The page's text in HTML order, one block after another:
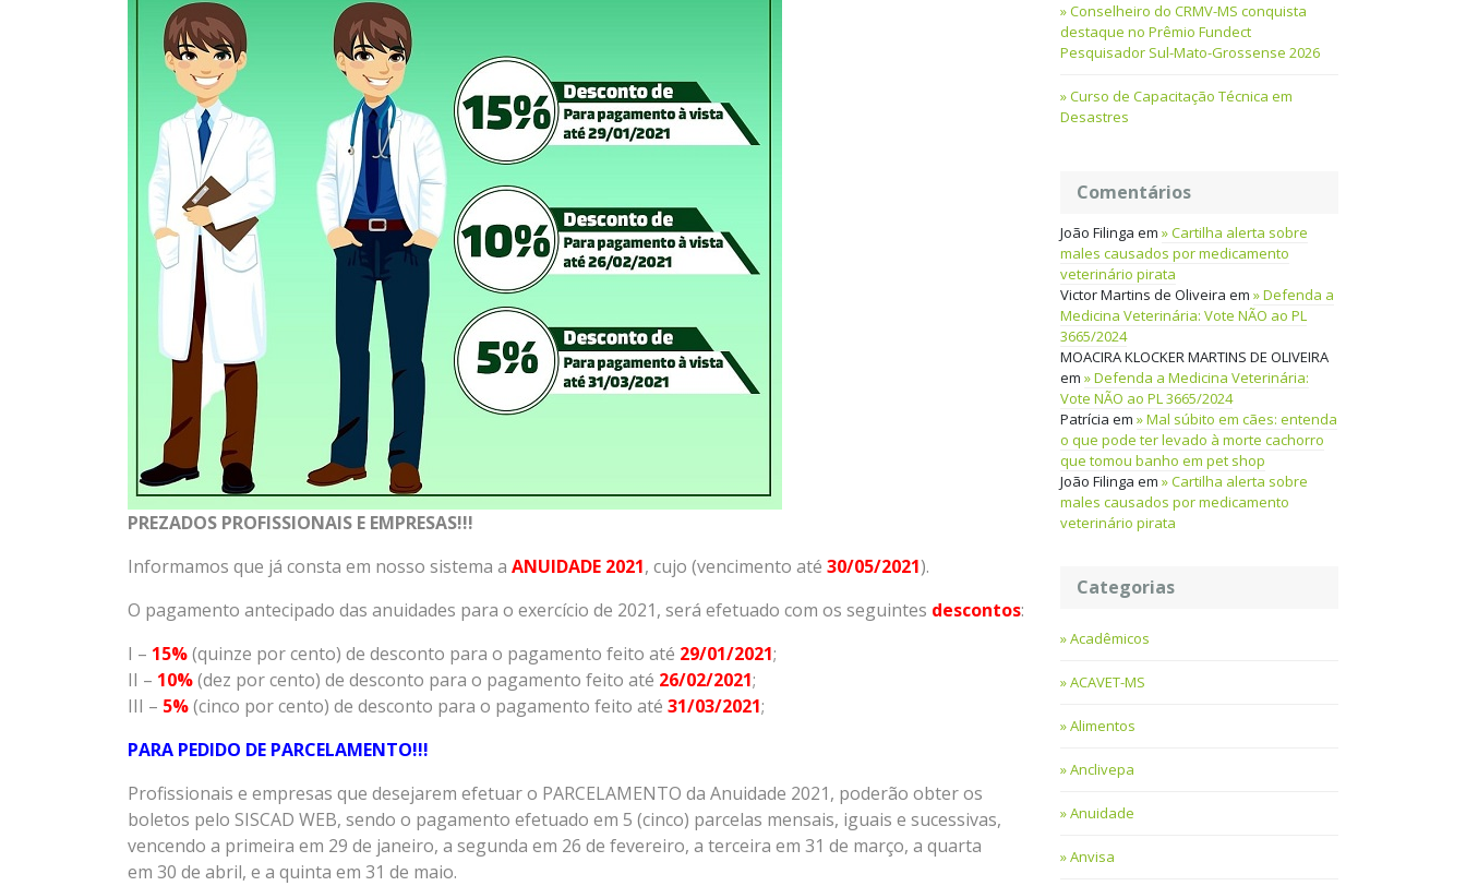
PREZADOS PROFISSIONAIS E EMPRESAS!!!
Informamos que já consta em nosso sistema a ANUIDADE 2021, cujo (vencimento até 30/05/2021).
O pagamento antecipado das anuidades para o exercício de 2021, será efetuado com os seguintes descontos:
I – 15%(quinze por cento) de desconto para o pagamento feito até 29/01/2021;
II – 10%(dez por cento) de desconto para o pagamento feito até 26/02/2021;
III – 5%(cinco por cento) de desconto para o pagamento feito até 31/03/2021;
PARA PEDIDO DE PARCELAMENTO!!!
Profissionais e empresas que desejarem efetuar o PARCELAMENTO da Anuidade 2021, poderão obter os
boletos pelo SISCAD WEB, sendo o pagamento efetuado em 5 (cinco) parcelas mensais, iguais e sucessivas,
vencendo a primeira em 29 de janeiro, a segunda em 26 de fevereiro, a terceira em 31 de março, a quarta
em 30 de abril, e a quinta em 31 de maio.
Conselheiro do CRMV-MS conquista
destaque no Prêmio Fundect
Pesquisador Sul-Mato-Grossense 2026
Curso de Capacitação Técnica em
Desastres
Comentários
João Filinga em
Cartilha alerta sobre
males causados por medicamento
veterinário pirata
Victor Martins de Oliveira em
Defenda a
Medicina Veterinária: Vote NÃO ao PL
3665/2024
MOACIRA KLOCKER MARTINS DE OLIVEIRA
em
Defenda a Medicina Veterinária:
Vote NÃO ao PL 3665/2024
Patrícia em
Mal súbito em cães: entenda
o que pode ter levado à morte cachorro
que tomou banho em pet shop
João Filinga em
Cartilha alerta sobre
males causados por medicamento
veterinário pirata
Categorias
Acadêmicos
ACAVET-MS
Alimentos
Anclivepa
Anuidade
Anvisa